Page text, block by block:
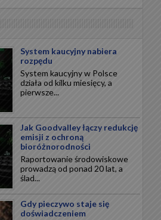
System kaucyjny nabiera
rozpędu
System kaucyjny w Polsce
działa od kilku miesięcy, a
pierwsze...
Jak Goodvalley łączy redukcję
emisji z ochroną
bioróżnorodności
Raportowanie środowiskowe
prowadzą od ponad 20 lat, a
ślad...
Gdy pieczywo staje się
doświadczeniem